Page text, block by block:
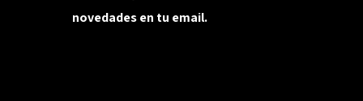
novedades en tu email.